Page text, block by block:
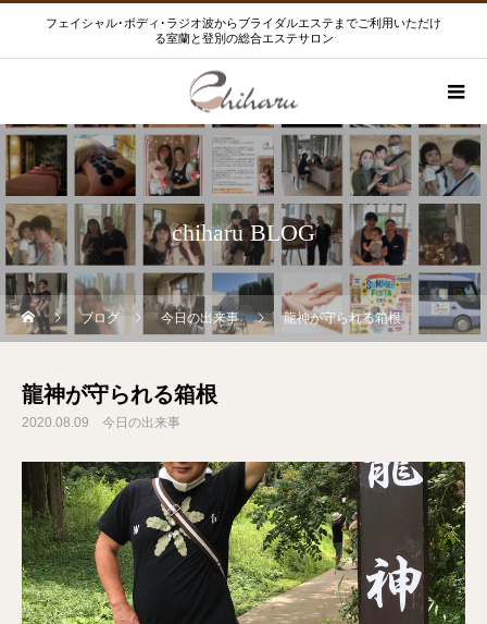
フェイシャル･ボディ･ラジオ波からブライダルエステまでご利用いただけ
る室蘭と登別の総合エステサロン
chiharu BLOG
ブログ 今日の出来事 龍神が守られる箱根
龍神が守られる箱根
2020.08.09 今日の出来事